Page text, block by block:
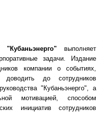
выполняет
задачи. Издание
компании о событиях,
доводить до сотрудников
"Кубаньэнерго", а
мотивацией, способом
инициатив сотрудников